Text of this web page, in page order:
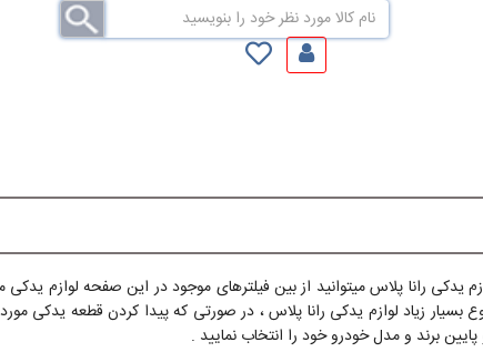
یدکی رانا پلاس میتوانید از بین فیلترهای موجود در این صفحه لوازم
بسیار زیاد لوازم یدکی رانا پلاس ، در صورتی که پیدا کردن قطعه
برند و مدل خودرو خود را انتخاب نمایید .